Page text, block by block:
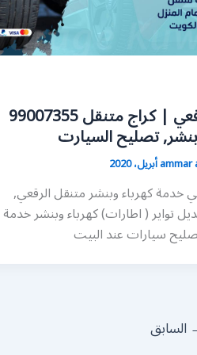
كراج الرقعي | كراج متنقل 99007355
تصليح السيارت
ammar
خدمة كهرباء وبنشر متنقل الرقعي,
تواير ( اطارات) كهرباء وبنشر خدمة
سيارات عند البيت
السابق